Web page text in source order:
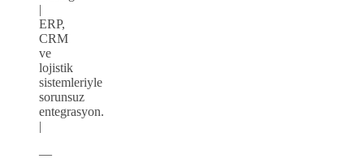
|
ERP,
CRM
ve
lojistik
sistemleriyle
sorunsuz
entegrasyon.
|
—